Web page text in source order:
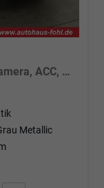
1.0 TSI 85 kW Life DSG Life, LED, Kamera, ACC, Side, Winter, 17-Zoll, 3-J. Garantie
Metallic